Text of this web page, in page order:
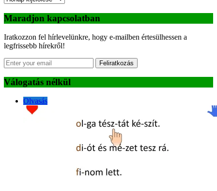
Maradjon kapcsolatban
Iratkozzon fel hírlevelünkre, hogy e-mailben értesülhessen a
legfrissebb hírekről!
Feliratkozás
Válogatás nélkül
Olvasás